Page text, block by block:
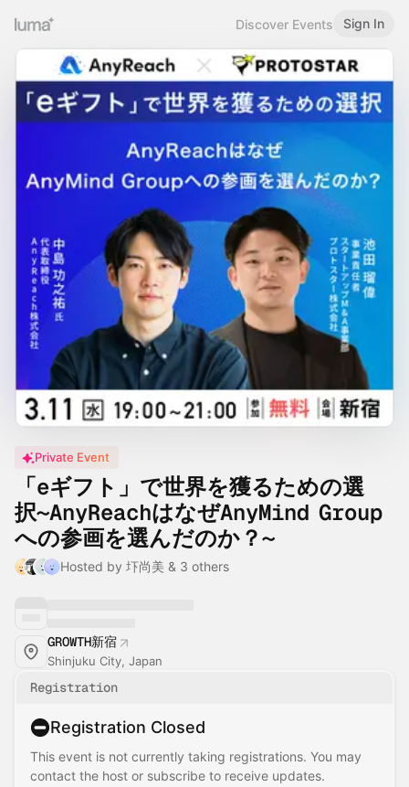
Discover Events Sign In
Private Event
「eギフト」で世界を獲るための選
択〜AnyReachはなぜAnyMind Group
への参画を選んだのか？〜
Hosted by 圷尚美 & 3 others
GROWTH新宿
Shinjuku City, Japan
Registration
Registration Closed
This event is not currently taking registrations. You may
contact the host or subscribe to receive updates.